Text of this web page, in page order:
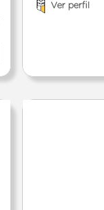
Ver perfil